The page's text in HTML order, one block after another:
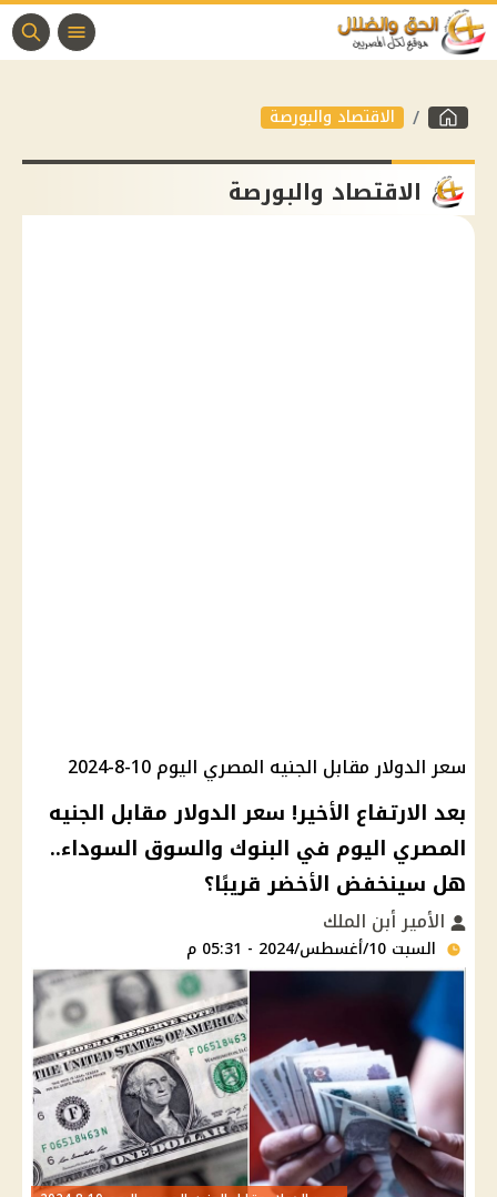
الاقتصاد والبورصة
الاقتصاد والبورصة
سعر الدولار مقابل الجنيه المصري اليوم 10-8-2024
بعد الارتفاع الأخير! سعر الدولار مقابل الجنيه
المصري اليوم في البنوك والسوق السوداء..
هل سينخفض الأخضر قريبًا؟
الأمير أبن الملك
السبت 10/أغسطس/2024 - 05:31 م